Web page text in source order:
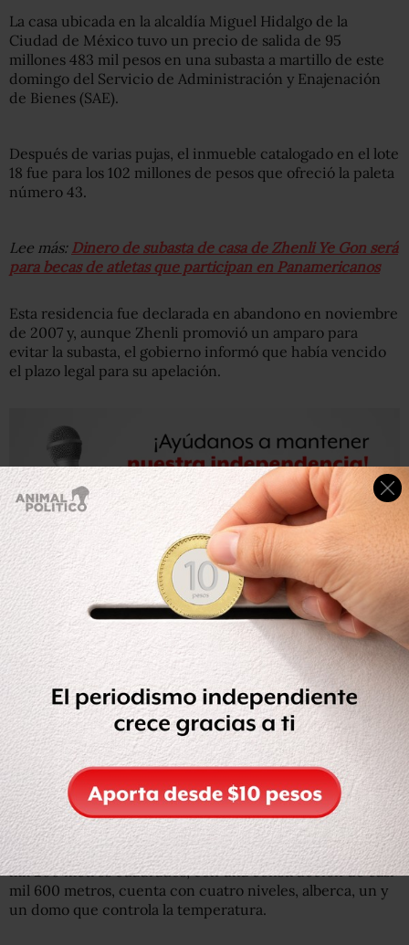
La casa ubicada en la alcaldía Miguel Hidalgo de la
Ciudad de México tuvo un precio de salida de 95
millones 483 mil pesos en una subasta a martillo de este
domingo del Servicio de Administración y Enajenación
de Bienes (SAE).
Después de varias pujas, el inmueble catalogado en el lote
18 fue para los 102 millones de pesos que ofreció la paleta
número 43.
Lee más: Dinero de subasta de casa de Zhenli Ye Gon será
para becas de atletas que participan en Panamericanos
Esta residencia fue declarada en abandono en noviembre
de 2007 y, aunque Zhenli promovió un amparo para
evitar la subasta, el gobierno informó que había vencido
el plazo legal para su apelación.
El martes, en su conferencia matutina, el presidente
anunció que la casa del empresario mexicano de origen
chino se subastará y que los 150 millones de pesos que se
esperan recabar serán utilizados para financiar becas
mensuales y apoyos adicionales para los 544 deportistas
mexicanos que participan en los Juegos Panamericanos
de Lima.
La propiedad de Zhenli Ye Gon tiene una extensión de
mil 200 metros cuadrados, con una construcción de casi
mil 600 metros, cuenta con cuatro niveles, alberca, un y
un domo que controla la temperatura.